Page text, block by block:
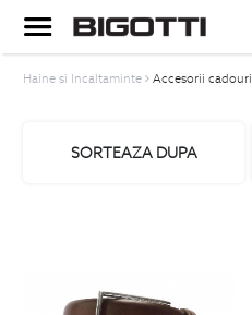
SORTEAZA DUPA
Haine si Incaltaminte Accesorii cadouri